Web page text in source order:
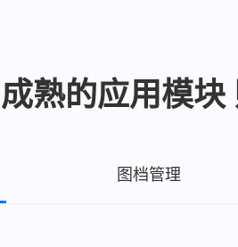
成熟的应用模块
图档管理